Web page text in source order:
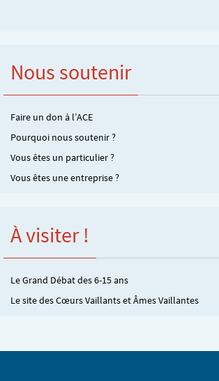
Nous soutenir
Faire un don à l’ACE
Pourquoi nous soutenir ?
Vous êtes un particulier ?
Vous êtes une entreprise ?
À visiter !
Le Grand Débat des 6-15 ans
Le site des Cœurs Vaillants et Âmes Vaillantes